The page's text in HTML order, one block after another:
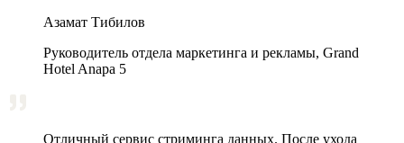
Азамат Тибилов
Руководитель отдела маркетинга и рекламы, Grand
Hotel Anapa 5
Отличный сервис стриминга данных. После ухода